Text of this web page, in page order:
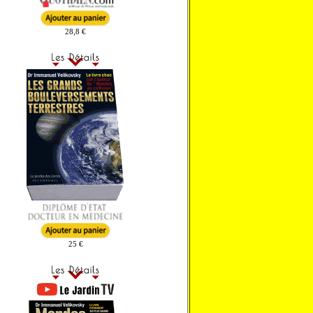
28,8 €
25 €